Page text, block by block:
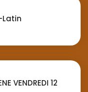
Latin
VENDREDI 12